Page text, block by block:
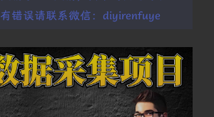
错误请联系微信：diyirenfuye